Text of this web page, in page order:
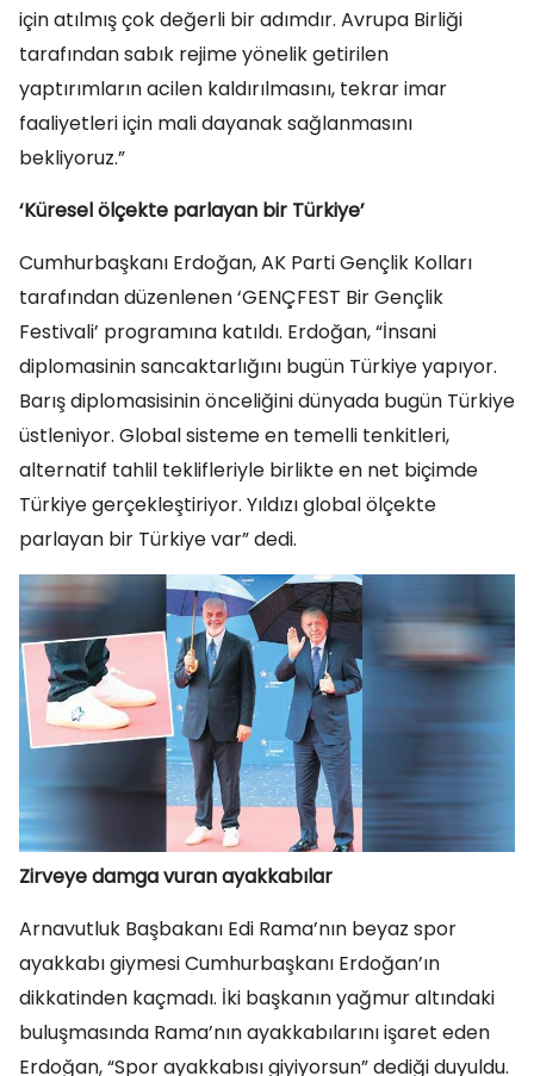
için atılmış çok değerli bir adımdır. Avrupa Birliği
tarafından sabık rejime yönelik getirilen
yaptırımların acilen kaldırılmasını, tekrar imar
faaliyetleri için mali dayanak sağlanmasını
bekliyoruz.”
‘Küresel ölçekte parlayan bir Türkiye’
Cumhurbaşkanı Erdoğan, AK Parti Gençlik Kolları
tarafından düzenlenen ‘GENÇFEST Bir Gençlik
Festivali’ programına katıldı. Erdoğan, “İnsani
diplomasinin sancaktarlığını bugün Türkiye yapıyor.
Barış diplomasisinin önceliğini dünyada bugün Türkiye
üstleniyor. Global sisteme en temelli tenkitleri,
alternatif tahlil teklifleriyle birlikte en net biçimde
Türkiye gerçekleştiriyor. Yıldızı global ölçekte
parlayan bir Türkiye var” dedi.
Zirveye damga vuran ayakkabılar
Arnavutluk Başbakanı Edi Rama’nın beyaz spor
ayakkabı giymesi Cumhurbaşkanı Erdoğan’ın
dikkatinden kaçmadı. İki başkanın yağmur altındaki
buluşmasında Rama’nın ayakkabılarını işaret eden
Erdoğan, “Spor ayakkabısı giyiyorsun” dediği duyuldu.